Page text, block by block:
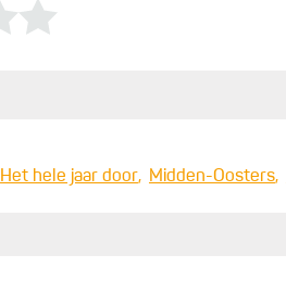
Het hele jaar door Midden-Oosters